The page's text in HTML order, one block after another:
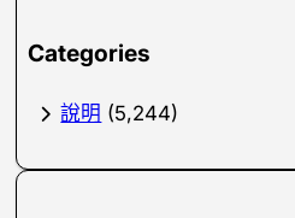
Categories
說明 (5,244)